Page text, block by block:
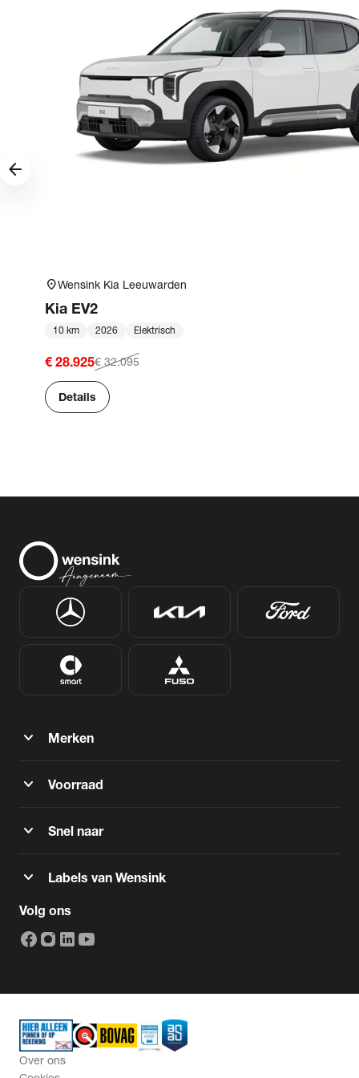
location_onWensink Kia Leeuwarden
Kia EV2
10 km 2026 Elektrisch
€ 28.925€ 32.095
Details
arrow_forward
expand_more Merken
expand_more Voorraad
expand_more Snel naar
expand_more Labels van Wensink
Volg ons
Over ons